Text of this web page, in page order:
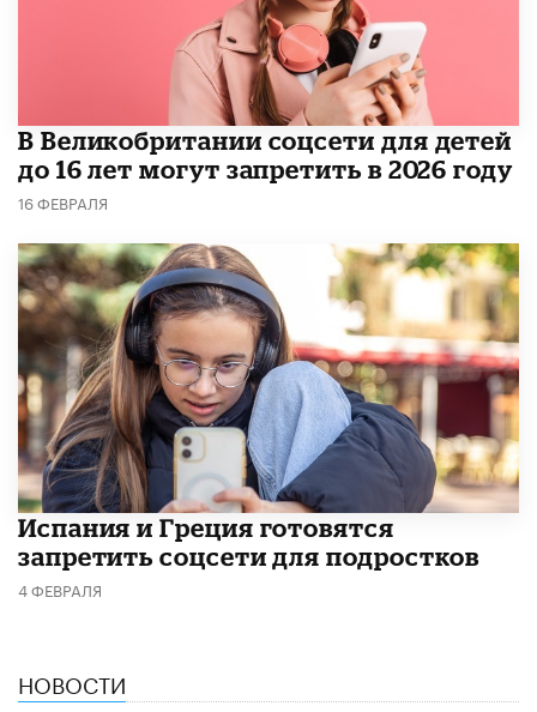
В Великобритании соцсети для детей
до 16 лет могут запретить в 2026 году
16 ФЕВРАЛЯ
Испания и Греция готовятся
запретить соцсети для подростков
4 ФЕВРАЛЯ
НОВОСТИ